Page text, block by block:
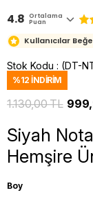
4.8 Ortalama
Puan
Kullanıcılar
Stok Kodu (DT-
%12 İNDIRIM
1.130,00 TL
Siyah
Hemşire
Boy